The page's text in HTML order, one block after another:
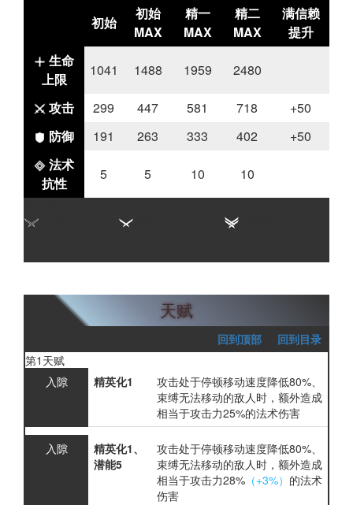
初始
初始
MAX
精一
MAX
精二
MAX
满信赖
提升
生命
上限
1041 1488 1959 2480
攻击 299 447 581 718
+50
防御
191 263 333 402
+50
法术
抗性
5 5 10 10
天赋
回到顶部
回到目录
第1天赋
入隙
精英化1 攻击处于停顿移动速度降低80%、
束缚无法移动的敌人时，额外造成
相当于攻击力25%的法术伤害
入隙
精英化1、
潜能5
攻击处于停顿移动速度降低80%、
束缚无法移动的敌人时，额外造成
相当于攻击力28% （+3%） 的法术
伤害